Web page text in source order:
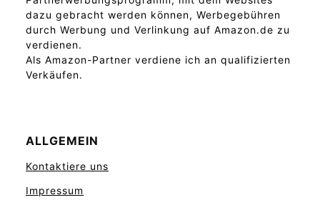
dazu gebracht werden können, Werbegebühren
durch Werbung und Verlinkung auf Amazon.de zu
verdienen.
Als Amazon-Partner verdiene ich an qualifizierten
Verkäufen.
ALLGEMEIN
Kontaktiere uns
Impressum